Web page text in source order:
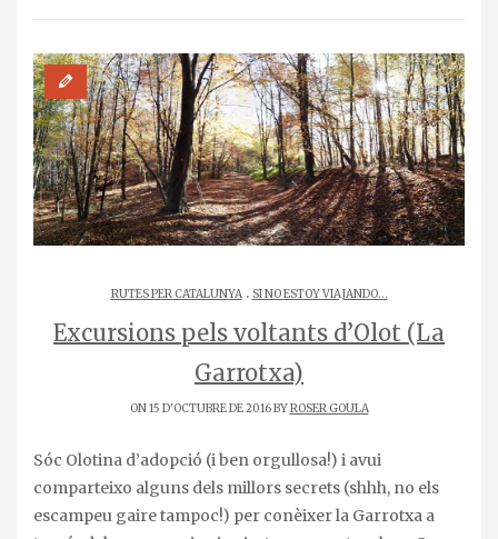
RUTES PER CATALUNYA. SI NO ESTOY VIAJANDO...
Excursions pels voltants d’Olot (La
Garrotxa)
ON 15 D'OCTUBRE DE 2016 BYROSER GOULA
Sóc Olotina d’adopció (i ben orgullosa!) i avui
comparteixo alguns dels millors secrets (shhh, no els
escampeu gaire tampoc!) per conèixer la Garrotxa a